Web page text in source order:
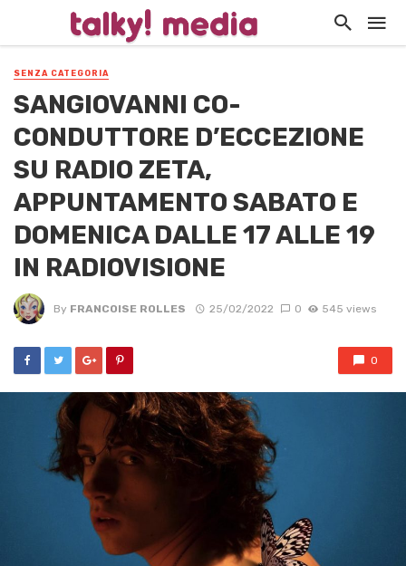
SENZA CATEGORIA
SANGIOVANNI CO-
CONDUTTORE D’ECCEZIONE
SU RADIO ZETA,
APPUNTAMENTO SABATO E
DOMENICA DALLE 17 ALLE 19
IN RADIOVISIONE
By FRANCOISE ROLLES 25/02/2022 0 545 views
0